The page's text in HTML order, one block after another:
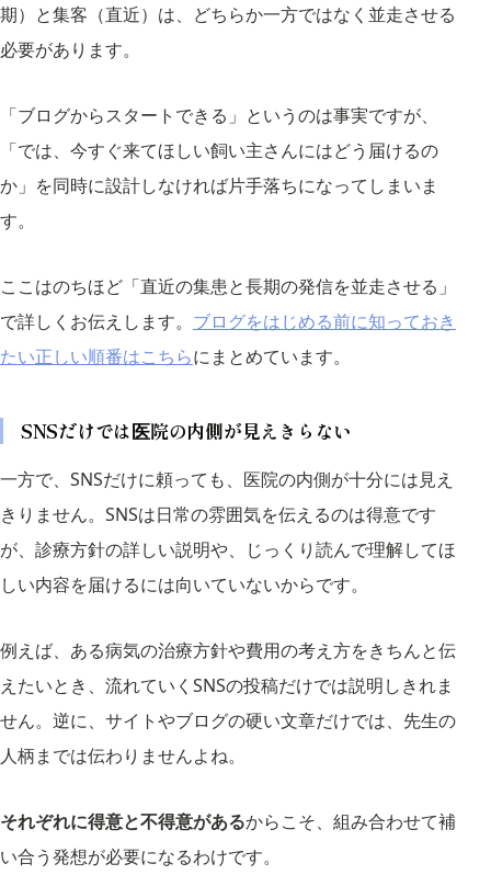
期）と集客（直近）は、どちらか一方ではなく並走させる
必要があります。
「ブログからスタートできる」というのは事実ですが、
「では、今すぐ来てほしい飼い主さんにはどう届けるの
か」を同時に設計しなければ片手落ちになってしまいま
す。
ここはのちほど「直近の集患と長期の発信を並走させる」
で詳しくお伝えします。 ブログをはじめる前に知っておき
たい正しい順番はこちらにまとめています。
SNSだけでは医院の内側が見えきらない
一方で、SNSだけに頼っても、医院の内側が十分には見え
きりません。SNSは日常の雰囲気を伝えるのは得意です
が、診療方針の詳しい説明や、じっくり読んで理解してほ
しい内容を届けるには向いていないからです。
例えば、ある病気の治療方針や費用の考え方をきちんと伝
えたいとき、流れていくSNSの投稿だけでは説明しきれま
せん。逆に、サイトやブログの硬い文章だけでは、先生の
人柄までは伝わりませんよね。
それぞれに得意と不得意があるからこそ、組み合わせて補
い合う発想が必要になるわけです。